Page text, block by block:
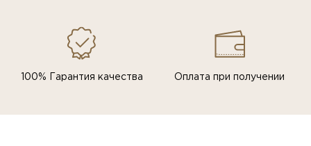
100% Гарантия качества Оплата при получении